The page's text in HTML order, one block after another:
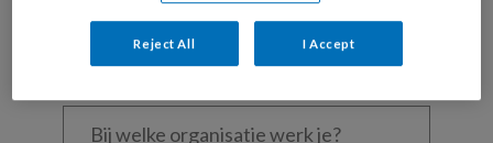
Kies
functie *
Bij
welke
Reject All I Accept